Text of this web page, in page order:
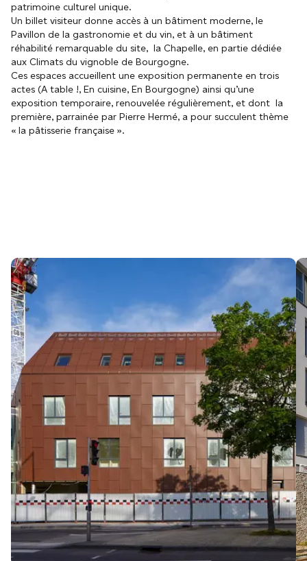
patrimoine culturel unique.
Un billet visiteur donne accès à un bâtiment moderne, le
Pavillon de la gastronomie et du vin, et à un bâtiment
réhabilité remarquable du site, la Chapelle, en partie dédiée
aux Climats du vignoble de Bourgogne.
Ces espaces accueillent une exposition permanente en trois
actes (A table !, En cuisine, En Bourgogne) ainsi qu’une
exposition temporaire, renouvelée régulièrement, et dont la
première, parrainée par Pierre Hermé, a pour succulent thème
« la pâtisserie française ».